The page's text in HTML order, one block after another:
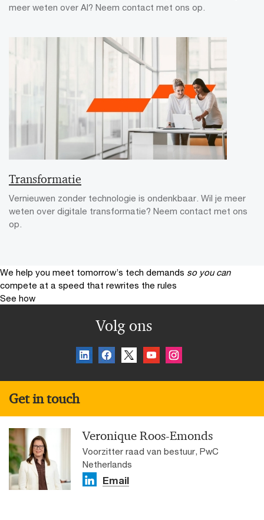
meer weten over AI? Neem contact met ons op.
Transformatie
Vernieuwen zonder technologie is ondenkbaar. Wil je meer
weten over digitale transformatie? Neem contact met ons
op.
We help you meet tomorrow’s tech demands so you can
compete at a speed that rewrites the rules
See how
Volg ons
Get in touch
Veronique Roos-Emonds
Voorzitter raad van bestuur, PwC
Netherlands
Email